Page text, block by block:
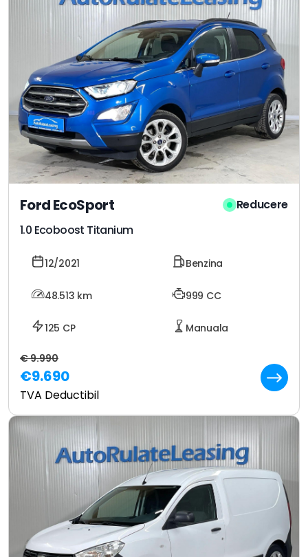
Ford EcoSport
1.0 Ecoboost Titanium
Reducere
12/2021 Benzina
48.513 km 999 CC
125 CP Manuala
€ 9.990
€9.690
TVA Deductibil